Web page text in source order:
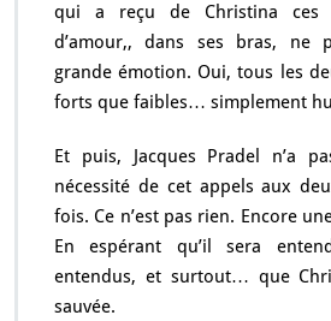
qui a reçu de Christina ces
d’amour,, dans ses bras, ne
grande émotion. Oui, tous les
forts que faibles… simplement
Et puis, Jacques Pradel n’a
nécessité de cet appels aux
fois. Ce n’est pas rien. Encore
En espérant qu’il sera
entendus, et surtout… que
sauvée.